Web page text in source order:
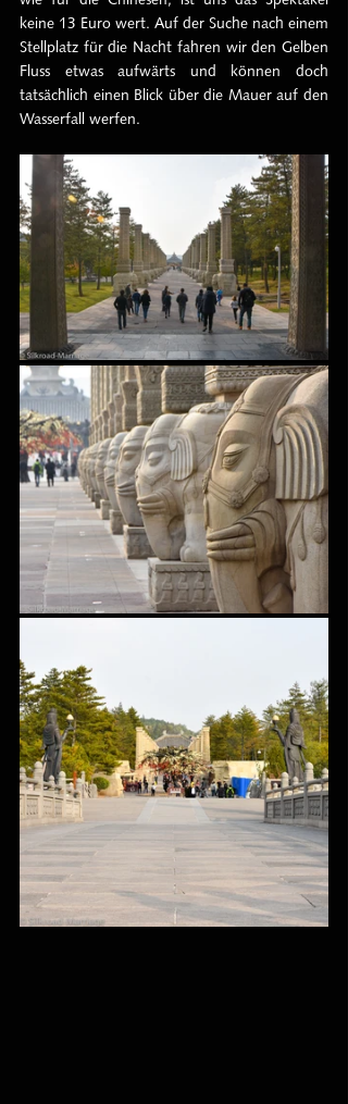
keine 13 Euro wert. Auf der Suche nach einem
Stellplatz für die Nacht fahren wir den Gelben
Fluss etwas aufwärts und können doch
tatsächlich einen Blick über die Mauer auf den
Wasserfall werfen.